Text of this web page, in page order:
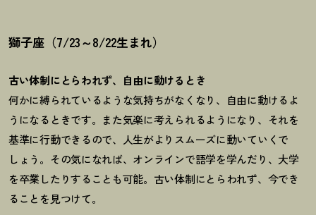
獅子座（7/23～8/22生まれ）
古い体制にとらわれず、自由に動けるとき
何かに縛られているような気持ちがなくなり、自由に動けるよ
うになるときです。また気楽に考えられるようになり、それを
基準に行動できるので、人生がよりスムーズに動いていくで
しょう。その気になれば、オンラインで語学を学んだり、大学
を卒業したりすることも可能。古い体制にとらわれず、今でき
ることを見つけて。